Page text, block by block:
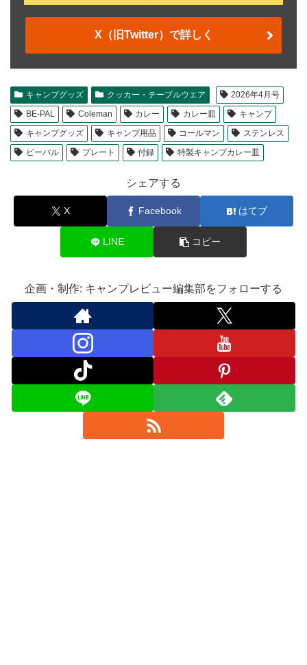
X（旧Twitter）で詳しく
キャンプグッズ クッカー・テーブルウエア
2026年4月号
BE-PAL
Coleman カレー カレー皿
キャンプ
キャンプグッズ
キャンプ用品 コールマン
ステンレス
ビーパル
プレート 付録 特製キャンプカレー皿
シェアする
X Facebook はてブ
LINE コピー
企画・制作: キャンプレビュー編集部をフォローする